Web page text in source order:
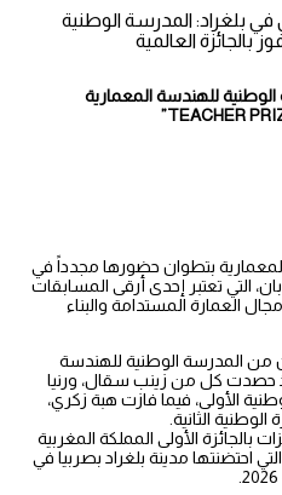
في بلغراد: المدرسة الوطنية
بالجائزة العالمية
للهندسة المعمارية
بتطوان حضورها مجدداً في
التي تعتبر إحدى أرقى المسابقات
العمارة المستدامة والبناء
من المدرسة الوطنية للهندسة
حصدت كل من زينب سقال، ورنيا
الأولى، فيما فازت هبة زكري،
الثانية.
بالجائزة الأولى المملكة المغربية
احتضنتها مدينة بلغراد بصربيا في